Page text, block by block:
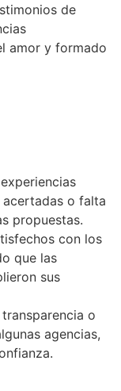
de
amor y formado
o falta
propuestas.
con los
que las
sus
o
agencias,